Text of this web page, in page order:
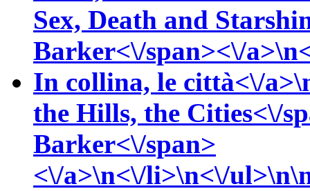
Sex, Death and
Barker<\/span><\/
In collina, le città<\/
the Hills, the Cities<\/
Barker<\/span>
<\/a>\n<\/li>\n<\/